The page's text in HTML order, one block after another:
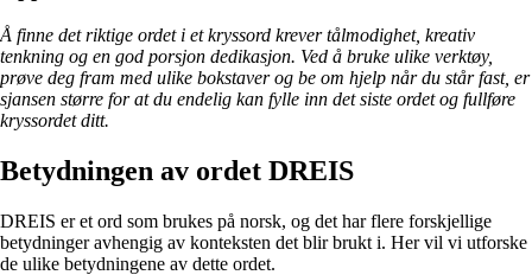
Å finne det riktige ordet i et kryssord krever tålmodighet, kreativ
tenkning og en god porsjon dedikasjon. Ved å bruke ulike verktøy,
prøve deg fram med ulike bokstaver og be om hjelp når du står fast, er
sjansen større for at du endelig kan fylle inn det siste ordet og fullføre
kryssordet ditt.
Betydningen av ordet DREIS
DREIS er et ord som brukes på norsk, og det har flere forskjellige
betydninger avhengig av konteksten det blir brukt i. Her vil vi utforske
de ulike betydningene av dette ordet.